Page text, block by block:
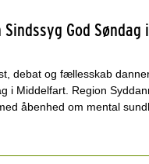
God Søndag i
debat og fællesskab
i Middelfart. Region
åbenhed om mental